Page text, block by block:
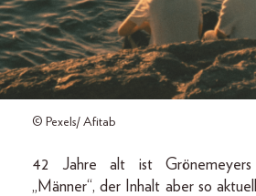
© Pexels/ Afitab
42 Jahre alt ist Grönemeyers
„Männer“, der Inhalt aber so